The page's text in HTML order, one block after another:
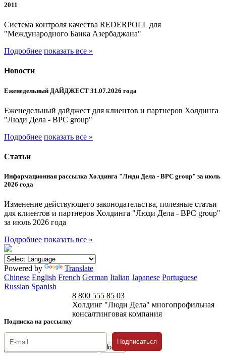
2011
Система контроля качества REDERPOLL для
"Международного Банка Азербаджана"
Подробнее показать все »
Новости
Еженедельный ДАЙДЖЕСТ 31.07.2026 года
Еженедельный дайджест для клиентов и партнеров Холдинга
"Люди Дела - BPC group"
Подробнее показать все »
Статьи
Информационная рассылка Холдинга "Люди Дела - BPC group" за июль
2026 года
Изменение действующего законодательства, полезные статьи
для клиентов и партнеров Холдинга "Люди Дела - BPC group"
за июль 2026 года
Подробнее показать все »
Powered by
Translate
Chinese English French German Italian Japanese Portuguese
Russian Spanish
Подписка на рассылку
8 800 555 85 03
Холдинг "Люди Дела" многопрофильная
консалтинговая компания
Подписаться